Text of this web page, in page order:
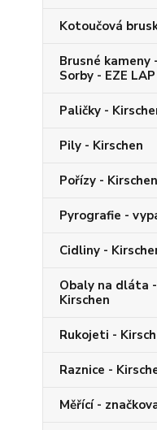
Kotoučová
Brusné kameny
Sorby - EZE LAP
Paličky -
Pily - Kirschen
Pořízy - Kirschen
Pyrografie -
Cidliny -
Obaly na dláta
Kirschen
Rukojeti -
Raznice -
Měřící -